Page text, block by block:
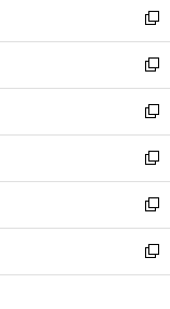
く
で
開
く
ド
ウ
で
開
く
ィ
ン
ド
ウ
で
開
く
い
ウ
ィ
ン
ド
ウ
で
開
く
新
し
い
ウ
ィ
ン
ド
ウ
で
開
く
新
し
い
ウ
ィ
ン
ド
ウ
で
開
新
し
い
ウ
ィ
ン
ド
ウ
新
し
い
ウ
ィ
ン
新
し
い
ウ
新
し